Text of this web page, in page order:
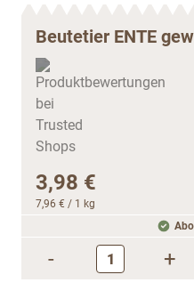
Beutetier ENTE
3,98 €
7,96 € / 1 kg
- +